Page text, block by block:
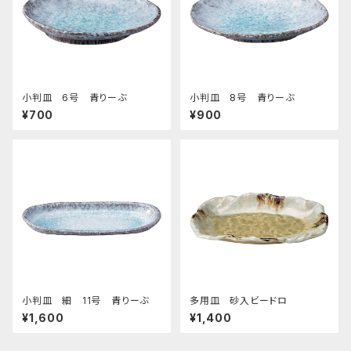
小判皿 6号 青りーぶ
¥700
小判皿 8号 青りーぶ
¥900
小判皿 細 11号 青りーぶ
¥1,600
多用皿 砂入ビードロ
¥1,400